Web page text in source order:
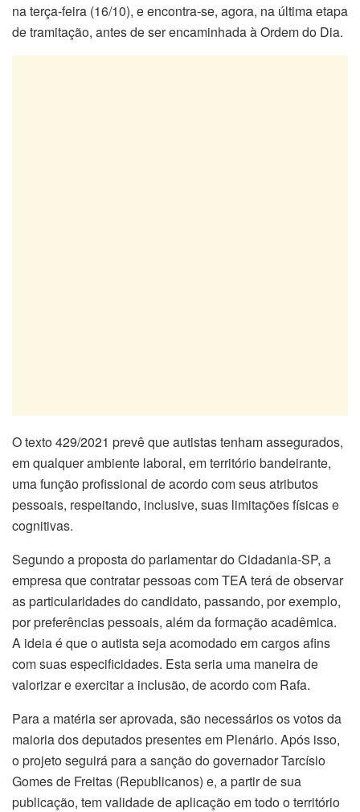
na terça-feira (16/10), e encontra-se, agora, na última etapa
de tramitação, antes de ser encaminhada à Ordem do Dia.
O texto 429/2021 prevê que autistas tenham assegurados,
em qualquer ambiente laboral, em território bandeirante,
uma função profissional de acordo com seus atributos
pessoais, respeitando, inclusive, suas limitações físicas e
cognitivas.
Segundo a proposta do parlamentar do Cidadania-SP, a
empresa que contratar pessoas com TEA terá de observar
as particularidades do candidato, passando, por exemplo,
por preferências pessoais, além da formação acadêmica.
A ideia é que o autista seja acomodado em cargos afins
com suas especificidades. Esta seria uma maneira de
valorizar e exercitar a inclusão, de acordo com Rafa.
Para a matéria ser aprovada, são necessários os votos da
maioria dos deputados presentes em Plenário. Após isso,
o projeto seguirá para a sanção do governador Tarcísio
Gomes de Freitas (Republicanos) e, a partir de sua
publicação, tem validade de aplicação em todo o território